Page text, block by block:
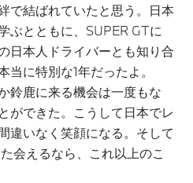
で結ばれていたと思う。日本
ぶとともに、SUPER GTに
日本人ドライバーとも知り合
当に特別な1年だったよ。
鈴鹿に来る機会は一度もな
ができた。こうして日本でレ
違いなく笑顔になる。そして
会えるなら、これ以上のこ